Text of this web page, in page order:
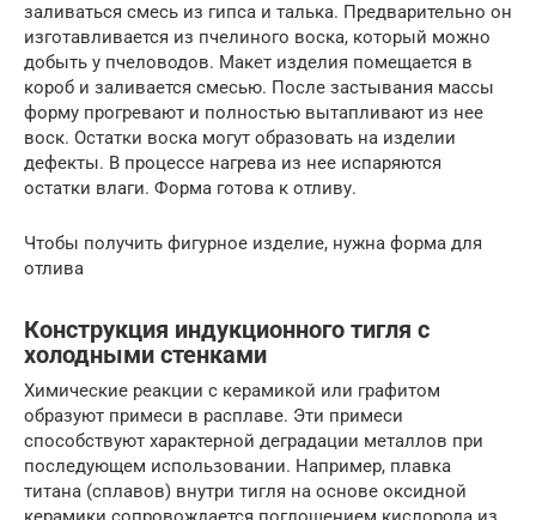
заливаться смесь из гипса и талька. Предварительно он
изготавливается из пчелиного воска, который можно
добыть у пчеловодов. Макет изделия помещается в
короб и заливается смесью. После застывания массы
форму прогревают и полностью вытапливают из нее
воск. Остатки воска могут образовать на изделии
дефекты. В процессе нагрева из нее испаряются
остатки влаги. Форма готова к отливу.
Чтобы получить фигурное изделие, нужна форма для
отлива
Конструкция индукционного тигля с
холодными стенками
Химические реакции с керамикой или графитом
образуют примеси в расплаве. Эти примеси
способствуют характерной деградации металлов при
последующем использовании. Например, плавка
титана (сплавов) внутри тигля на основе оксидной